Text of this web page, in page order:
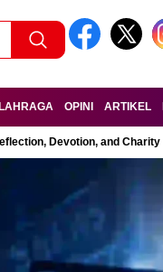
OPINI ARTIKEL
Devotion, and Charity